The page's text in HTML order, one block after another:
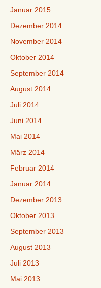
Januar 2015
Dezember 2014
November 2014
Oktober 2014
September 2014
August 2014
Juli 2014
Juni 2014
Mai 2014
März 2014
Februar 2014
Januar 2014
Dezember 2013
Oktober 2013
September 2013
August 2013
Juli 2013
Mai 2013